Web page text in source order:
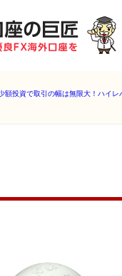
額投資で取引の幅は無限大！ハイ